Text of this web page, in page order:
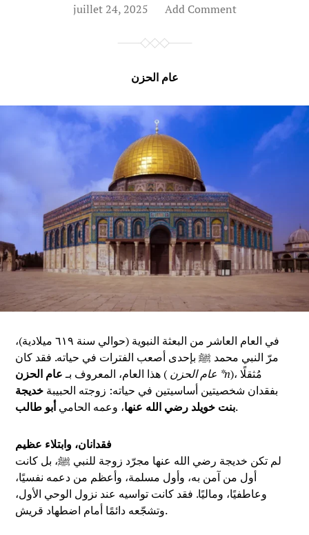
juillet 24, 2025 Add Comment
عام الحزن
في العام العاشر من البعثة النبوية (حوالي سنة ٦١٩ ميلادية)،
مرّ النبي محمد ﷺ بإحدى أصعب الفترات في حياته. فقد كان
هذا العام، المعروف بـعام الحزن ( عام الحزن *n)، مُثقلًا
بفقدان شخصيتين أساسيتين في حياته: زوجته الحبيبة خديجة
بنت خويلد رضي الله عنها، وعمه الحاميأبو طالب .
فقدانان، وابتلاء عظيم
لم تكن خديجة رضي الله عنها مجرّد زوجة للنبي ﷺ، بل كانت
أول من آمن به، وأول مسلمة، وأعظم من دعمه نفسيًا،
وعاطفيًا، وماليًا. فقد كانت تواسيه عند نزول الوحي الأول،
وتشجّعه دائمًا أمام اضطهاد قريش.